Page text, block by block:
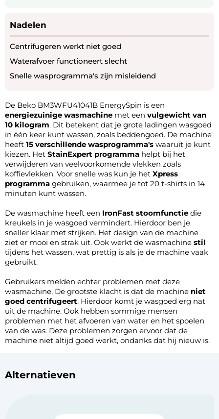
Nadelen
Centrifugeren werkt niet goed
Waterafvoer functioneert slecht
Snelle wasprogramma's zijn misleidend
De Beko BM3WFU41041B EnergySpin is een
energiezuinige wasmachine met een vulgewicht van
10 kilogram. Dit betekent dat je grote ladingen wasgoed
in één keer kunt wassen, zoals beddengoed. De machine
heeft 15 verschillende wasprogramma's waaruit je kunt
kiezen. Het StainExpert programma helpt bij het
verwijderen van veelvoorkomende vlekken zoals
koffievlekken. Voor snelle was kun je het Xpress
programma gebruiken, waarmee je tot 20 t-shirts in 14
minuten kunt wassen.
De wasmachine heeft een IronFast stoomfunctie die
kreukels in je wasgoed vermindert. Hierdoor ben je
sneller klaar met strijken. Het design van de machine
ziet er mooi en strak uit. Ook werkt de wasmachine stil
tijdens het wassen, wat prettig is als je de machine vaak
gebruikt.
Gebruikers melden echter problemen met deze
wasmachine. De grootste klacht is dat de machine niet
goed centrifugeert. Hierdoor komt je wasgoed erg nat
uit de machine. Ook hebben sommige mensen
problemen met het afvoeren van water en het spoelen
van de was. Deze problemen zorgen ervoor dat de
machine niet altijd goed werkt, ondanks dat hij nieuw is.
Alternatieven